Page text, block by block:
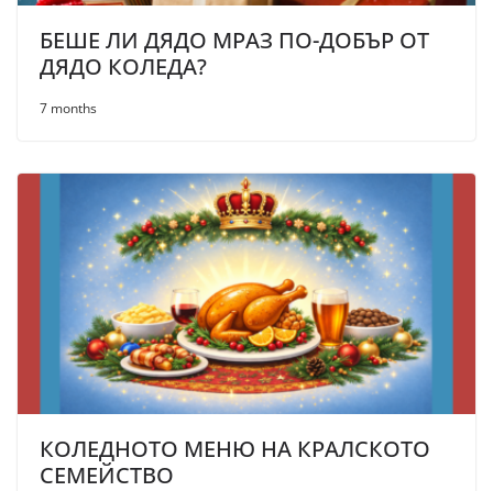
БЕШЕ ЛИ ДЯДО МРАЗ ПО-ДОБЪР ОТ
ДЯДО КОЛЕДА?
7 months
КОЛЕДНОТО МЕНЮ НА КРАЛСКОТО
СЕМЕЙСТВО